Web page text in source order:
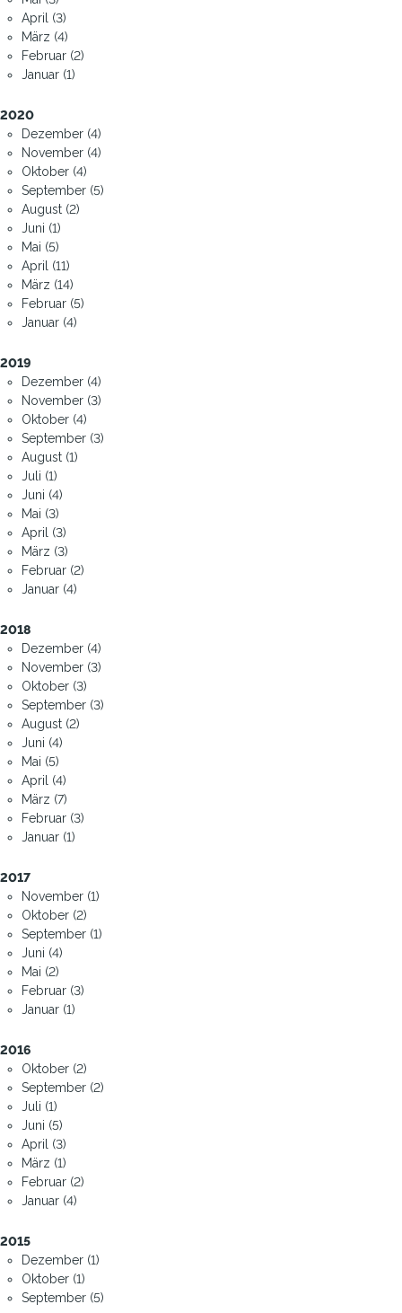
April (3)
März (4)
Februar (2)
Januar (1)
2020
Dezember (4)
November (4)
Oktober (4)
September (5)
August (2)
Juni (1)
Mai (5)
April (11)
März (14)
Februar (5)
Januar (4)
2019
Dezember (4)
November (3)
Oktober (4)
September (3)
August (1)
Juli (1)
Juni (4)
Mai (3)
April (3)
März (3)
Februar (2)
Januar (4)
2018
Dezember (4)
November (3)
Oktober (3)
September (3)
August (2)
Juni (4)
Mai (5)
April (4)
März (7)
Februar (3)
Januar (1)
2017
November (1)
Oktober (2)
September (1)
Juni (4)
Mai (2)
Februar (3)
Januar (1)
2016
Oktober (2)
September (2)
Juli (1)
Juni (5)
April (3)
März (1)
Februar (2)
Januar (4)
2015
Dezember (1)
Oktober (1)
September (5)